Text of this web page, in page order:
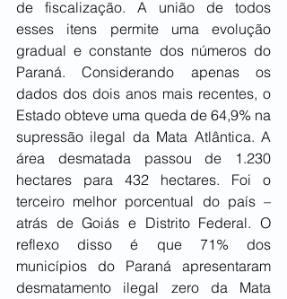
de fiscalização. A união de todos
esses itens permite uma evolução
gradual e constante dos números do
Paraná. Considerando apenas os
dados dos dois anos mais recentes, o
Estado obteve uma queda de 64,9% na
supressão ilegal da Mata Atlântica. A
área desmatada passou de 1.230
hectares para 432 hectares. Foi o
terceiro melhor porcentual do país –
atrás de Goiás e Distrito Federal. O
reflexo disso é que 71% dos
municípios do Paraná apresentaram
desmatamento ilegal zero da Mata